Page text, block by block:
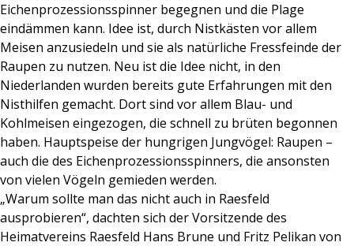
Eichenprozessionsspinner begegnen und die Plage
eindämmen kann. Idee ist, durch Nistkästen vor allem
Meisen anzusiedeln und sie als natürliche Fressfeinde der
Raupen zu nutzen. Neu ist die Idee nicht, in den
Niederlanden wurden bereits gute Erfahrungen mit den
Nisthilfen gemacht. Dort sind vor allem Blau- und
Kohlmeisen eingezogen, die schnell zu brüten begonnen
haben. Hauptspeise der hungrigen Jungvögel: Raupen –
auch die des Eichenprozessionsspinners, die ansonsten
von vielen Vögeln gemieden werden.
„Warum sollte man das nicht auch in Raesfeld
ausprobieren“, dachten sich der Vorsitzende des
Heimatvereins Raesfeld Hans Brune und Fritz Pelikan von